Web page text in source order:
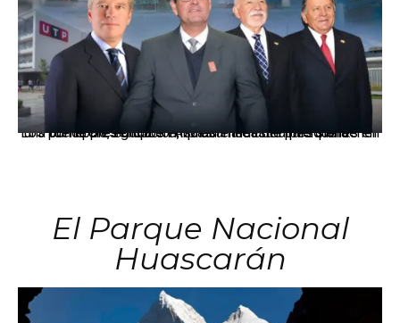
Los principales grupos empresariales del país mantienen una fuerte presencia en Áncash mediante inversiones en comercio, educación, salud e industria pesquera.
El Parque Nacional
Huascarán